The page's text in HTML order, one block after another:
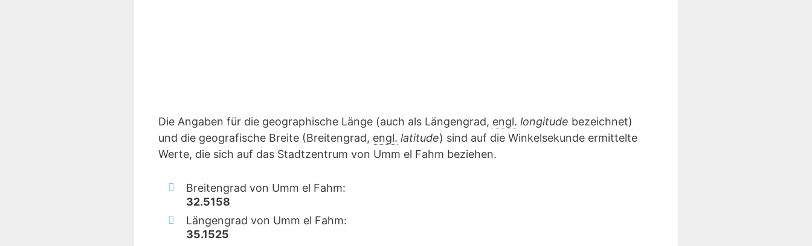
Die Angaben für die geographische Länge (auch als Längengrad, engl. longitude bezeichnet)
und die geografische Breite (Breitengrad, engl. latitude) sind auf die Winkelsekunde ermittelte
Werte, die sich auf das Stadtzentrum von Umm el Fahm beziehen.
Breitengrad von Umm el Fahm:
32.5158
Längengrad von Umm el Fahm:
35.1525